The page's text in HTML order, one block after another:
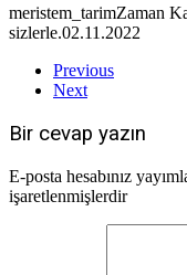
meristem_tarimZaman
sizlerle.02.11.2022
Previous
Next
Bir cevap yazın
E-posta hesabınız
işaretlenmişlerdir